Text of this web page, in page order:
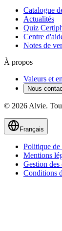
Catalogue
Actualités
Quiz
Centre
Notes de
À propos
Valeurs et
Nous
© 2026 Alvie.
Français
Politique
Mentions
Gestion des
Conditions